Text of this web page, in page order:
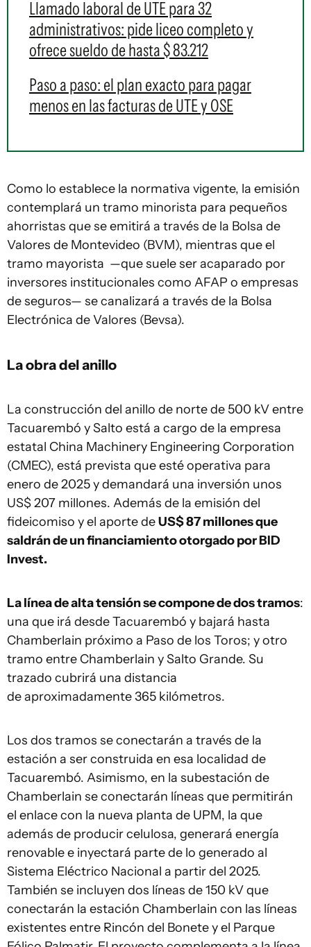
Llamado laboral de UTE para 32
administrativos: pide liceo completo y
ofrece sueldo de hasta $ 83.212
Paso a paso: el plan exacto para pagar
menos en las facturas de UTE y OSE
Como lo establece la normativa vigente, la emisión
contemplará un tramo minorista para pequeños
ahorristas que se emitirá a través de la Bolsa de
Valores de Montevideo (BVM), mientras que el
tramo mayorista —que suele ser acaparado por
inversores institucionales como AFAP o empresas
de seguros— se canalizará a través de la Bolsa
Electrónica de Valores (Bevsa).
La obra del anillo
La construcción del anillo de norte de 500 kV entre
Tacuarembó y Salto está a cargo de la empresa
estatal China Machinery Engineering Corporation
(CMEC), está prevista que esté operativa para
enero de 2025 y demandará una inversión unos
US$ 207 millones. Además de la emisión del
fideicomiso y el aporte deUS$ 87 millones que
saldrán de un financiamiento otorgado por BID
Invest.
La línea de alta tensión se compone de dos tramos:
una que irá desde Tacuarembó y bajará hasta
Chamberlain próximo a Paso de los Toros; y otro
tramo entre Chamberlain y Salto Grande. Su
trazado cubrirá una distancia
de aproximadamente 365 kilómetros.
Los dos tramos se conectarán a través de la
estación a ser construida en esa localidad de
Tacuarembó. Asimismo, en la subestación de
Chamberlain se conectarán líneas que permitirán
el enlace con la nueva planta de UPM, la que
además de producir celulosa, generará energía
renovable e inyectará parte de lo generado al
Sistema Eléctrico Nacional a partir del 2025.
También se incluyen dos líneas de 150 kV que
conectarán la estación Chamberlain con las líneas
existentes entre Rincón del Bonete y el Parque